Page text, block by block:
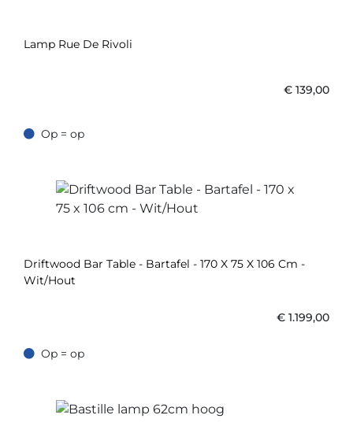
Lamp Rue De Rivoli
€ 139,00
Op = op
Op = op
Driftwood Bar Table - Bartafel - 170 X 75 X 106 Cm -
Wit/Hout
€ 1.199,00
Op = op
Op = op